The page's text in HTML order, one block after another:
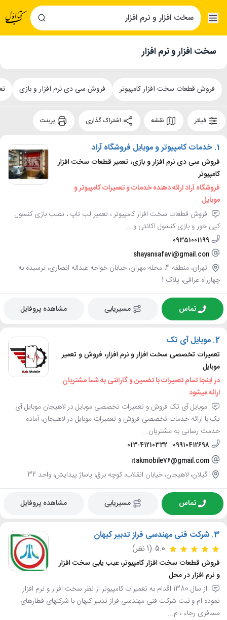
سخت افزار و نرم افزار
فروش قطعات سخت افزار کامپیوتر فروش سی دی نرم افزار و بازی
فیلتر نقشه
1. خدمات کامپیوتر و موبایل فروشگاه آراد
فروش سی دی نرم افزار و بازی، تعمیر قطعات سخت افزار
کامپیوتر
فروشگاه آراد ارائه دهنده خدمات و تعمیرات کامپیوتر و
موبایل
فروش قطعات سخت افزار کامپیوتر ، تعمیر لب تاپ ، نصب بازی کنسول
کپی خور و بازی کنسول اکانتی و....
09351001199
shayansafavi@gmail.con
تهران، منطقه 4، محله مهران، خیابان خواجه عبداله انصاری، نرسیده به
چهارراه عراقی، پلاک 1
تماس مسیریابی مشاهده پروفایل
2. موبایل آی تک
تعمیرات تخصصی سخت افزار و نرم افزار، فروش و تعمیر
موبایل
در اینجا تمام تعمیرات با تضمین و گارانتی به شما مشتریان
ارائه میشود
موبایل آی تک فروش و تعمیرات تخصصی موبایل در لاهیجان موبایل آی
تک با ارائه خدمات تخصصی فروش و تعمیرات موبایل در لاهیجان، آماده
خدمت رسانی به مشتریان...
09910412698
013-41210332
itakmobile76@gmail.com
گیلان، لاهیجان، خیابان انقلاب، کوچه برق، پاساژ پیدایش، واحد 32
تماس مسیریابی مشاهده پروفایل
3. شرکت فنی مهندسی فراز تدبیر کیهان
5.0 (1 نظر)
فروش قطعات سخت افزار کامپیوتر، عیب یابی سخت افزار
و نرم افزار در محل
از سال 1380 اقدام به تعمیرات کامپیوتر از نظر سخت افزار و نرم افزار
نموده ام و ثبت شرکت فنی مهندسی فراز تدبیر کیهان با شرکتهای قطارهای
مسافری رجاء ، م...